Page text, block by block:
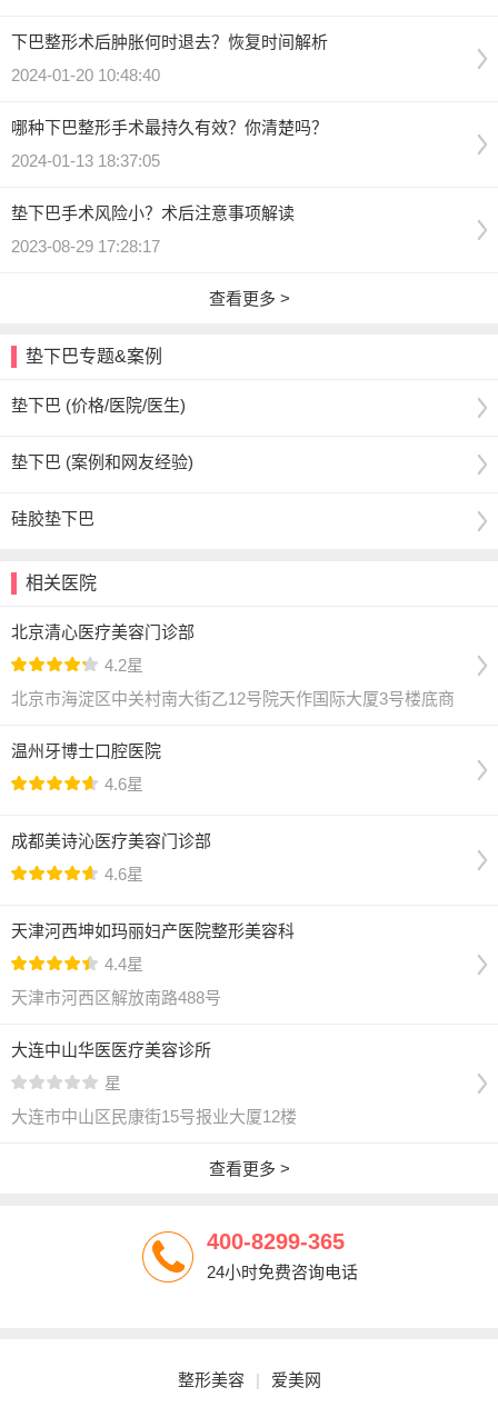
下巴整形术后肿胀何时退去？恢复时间解析
2024-01-20 10:48:40
哪种下巴整形手术最持久有效？你清楚吗？
2024-01-13 18:37:05
垫下巴手术风险小？术后注意事项解读
2023-08-29 17:28:17
查看更多 >
垫下巴专题&案例
垫下巴 (价格/医院/医生)
垫下巴 (案例和网友经验)
硅胶垫下巴
相关医院
北京清心医疗美容门诊部
4.2星
北京市海淀区中关村南大街乙12号院天作国际大厦3号楼底商
温州牙博士口腔医院
4.6星
成都美诗沁医疗美容门诊部
4.6星
天津河西坤如玛丽妇产医院整形美容科
4.4星
天津市河西区解放南路488号
大连中山华医医疗美容诊所
星
大连市中山区民康街15号报业大厦12楼
查看更多 >
400-8299-365
24小时免费咨询电话
整形美容 | 爱美网